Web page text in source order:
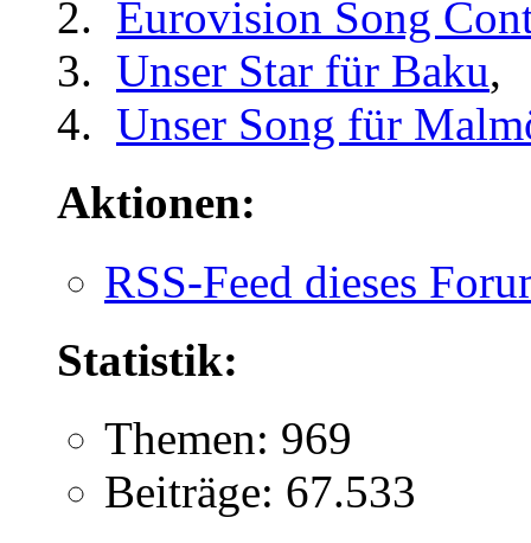
Eurovision Song
Unser Star für Baku,
Unser Song für
Aktionen:
RSS-Feed dieses
Statistik:
Themen: 969
Beiträge: 67.533